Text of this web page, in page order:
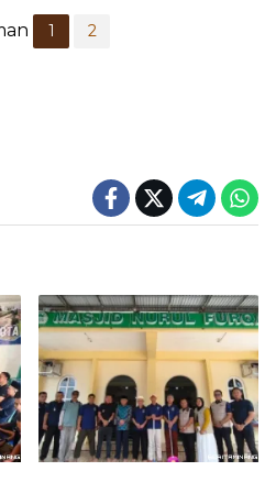
1 2